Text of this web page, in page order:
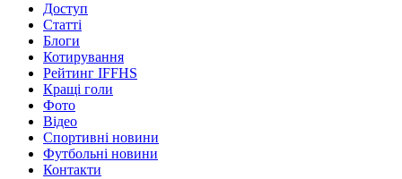
Доступ
Статті
Блоги
Котирування
Рейтинг IFFHS
Кращі голи
Фото
Відео
Спортивні новини
Футбольні новини
Контакти